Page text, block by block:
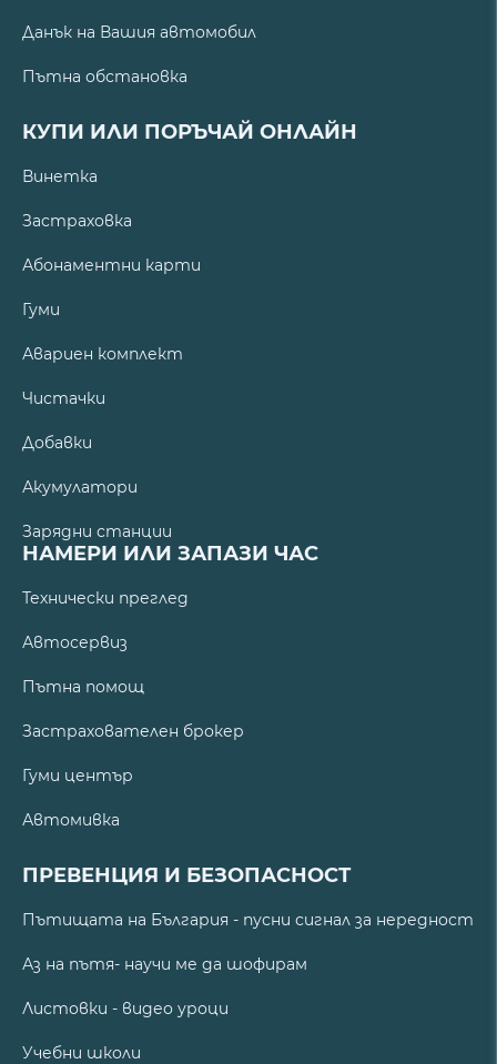
Данък на Вашия автомобил
Пътна обстановка
КУПИ ИЛИ ПОРЪЧАЙ ОНЛАЙН
Винетка
Застраховка
Абонаментни карти
Гуми
Авариен комплект
Чистачки
Добавки
Акумулатори
Зарядни станции
НАМЕРИ ИЛИ ЗАПАЗИ ЧАС
Технически преглед
Автосервиз
Пътна помощ
Застрахователен брокер
Гуми център
Автомивка
ПРЕВЕНЦИЯ И БЕЗОПАСНОСТ
Пътищата на България - пусни сигнал за нередност
Аз на пътя- научи ме да шофирам
Листовки - видео уроци
Учебни школи